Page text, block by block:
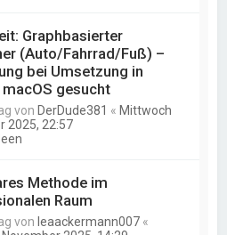
Graphbasierter
(Auto/Fahrrad/Fuß) –
bei Umsetzung in
gesucht
von DerDude381 « Mittwoch
2025, 22:57
Methode im
Raum
von leaackermann007 «